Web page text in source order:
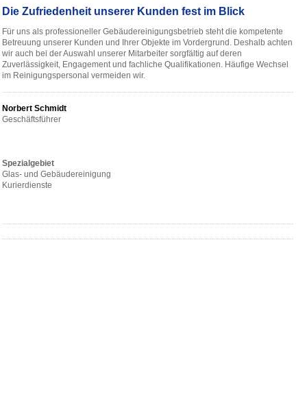
Die Zufriedenheit unserer Kunden fest im Blick
Für uns als professioneller Gebäudereinigungsbetrieb steht die kompetente
Betreuung unserer Kunden und Ihrer Objekte im Vordergrund. Deshalb achten
wir auch bei der Auswahl unserer Mitarbeiter sorgfältig auf deren
Zuverlässigkeit, Engagement und fachliche Qualifikationen. Häufige Wechsel
im Reinigungspersonal vermeiden wir.
Norbert Schmidt
Geschäftsführer
Spezialgebiet
Glas- und Gebäudereinigung
Kurierdienste